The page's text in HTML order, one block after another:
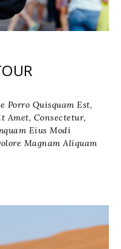
Porro Quisquam Est,
Amet, Consectetur,
Eius Modi
Magnam Aliquam